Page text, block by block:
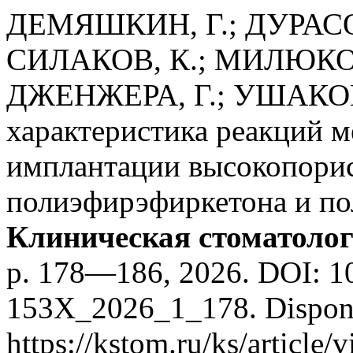
ДЕМЯШКИН, Г.;
СИЛАКОВ, К.;
ДЖЕНЖЕРА, Г.; УШАКОВ,
характеристика реакций
имплантации
полиэфирэфиркетона и
Клиническая
p. 178—186, 2026. DOI:
153X_2026_1_178.
https://kstom.ru/ks/article/